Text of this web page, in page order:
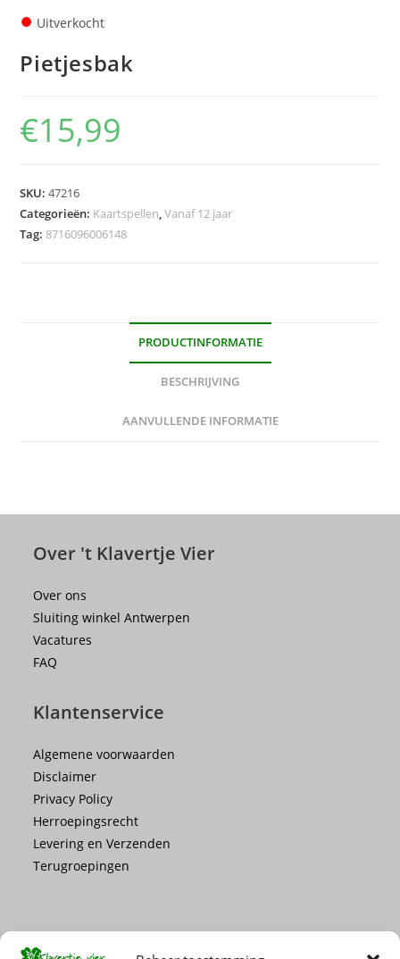
● Uitverkocht
Pietjesbak
€15,99
SKU:47216
Categorieën: Kaartspellen,Vanaf 12 jaar
Tag:8716096006148
PRODUCTINFORMATIE
BESCHRIJVING
AANVULLENDE INFORMATIE
Over 't Klavertje Vier
Over ons
Sluiting winkel Antwerpen
Vacatures
FAQ
Klantenservice
Algemene voorwaarden
Disclaimer
Privacy Policy
Herroepingsrecht
Levering en Verzenden
Terugroepingen